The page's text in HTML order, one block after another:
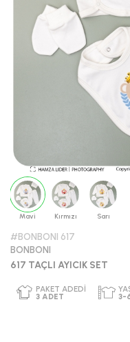
Mavi Kırmızı Sarı
#BONBONI 617
BONBONI
617 TAÇLI AYICIK SET